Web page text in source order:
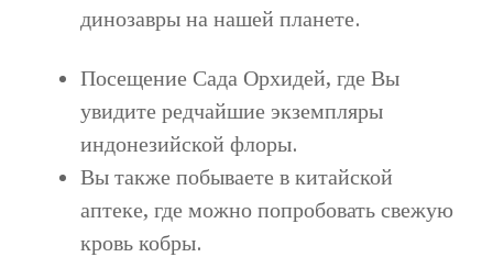
динозавры на нашей планете.
Посещение Сада Орхидей, где Вы
увидите редчайшие экземпляры
индонезийской флоры.
Вы также побываете в китайской
аптеке, где можно попробовать свежую
кровь кобры.